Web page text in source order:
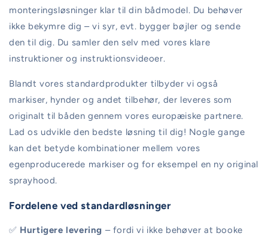
monteringsløsninger klar til din bådmodel. Du behøver
ikke bekymre dig – vi syr, evt. bygger bøjler og sende
den til dig. Du samler den selv med vores klare
instruktioner og instruktionsvideoer.
Blandt vores standardprodukter tilbyder vi også
markiser, hynder og andet tilbehør, der leveres som
originalt til båden gennem vores europæiske partnere.
Lad os udvikle den bedste løsning til dig! Nogle gange
kan det betyde kombinationer mellem vores
egenproducerede markiser og for eksempel en ny original
sprayhood.
Fordelene ved standardløsninger
✅ Hurtigere levering – fordi vi ikke behøver at booke